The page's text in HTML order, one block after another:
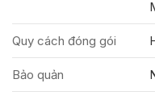
Quy cách đóng gói
Bảo quản